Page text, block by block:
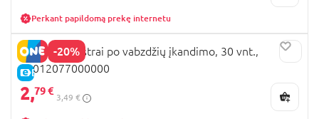
Perkant papildomą prekę internetu
-20%
E-KAINA
CHICCO pleistrai po vabzdžių įkandimo, 30 vnt.,
00012077000000
2,79 €
3,49 €